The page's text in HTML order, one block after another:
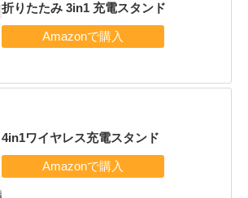
折りたたみ 3in1 充電スタンド
4in1ワイヤレス充電スタンド